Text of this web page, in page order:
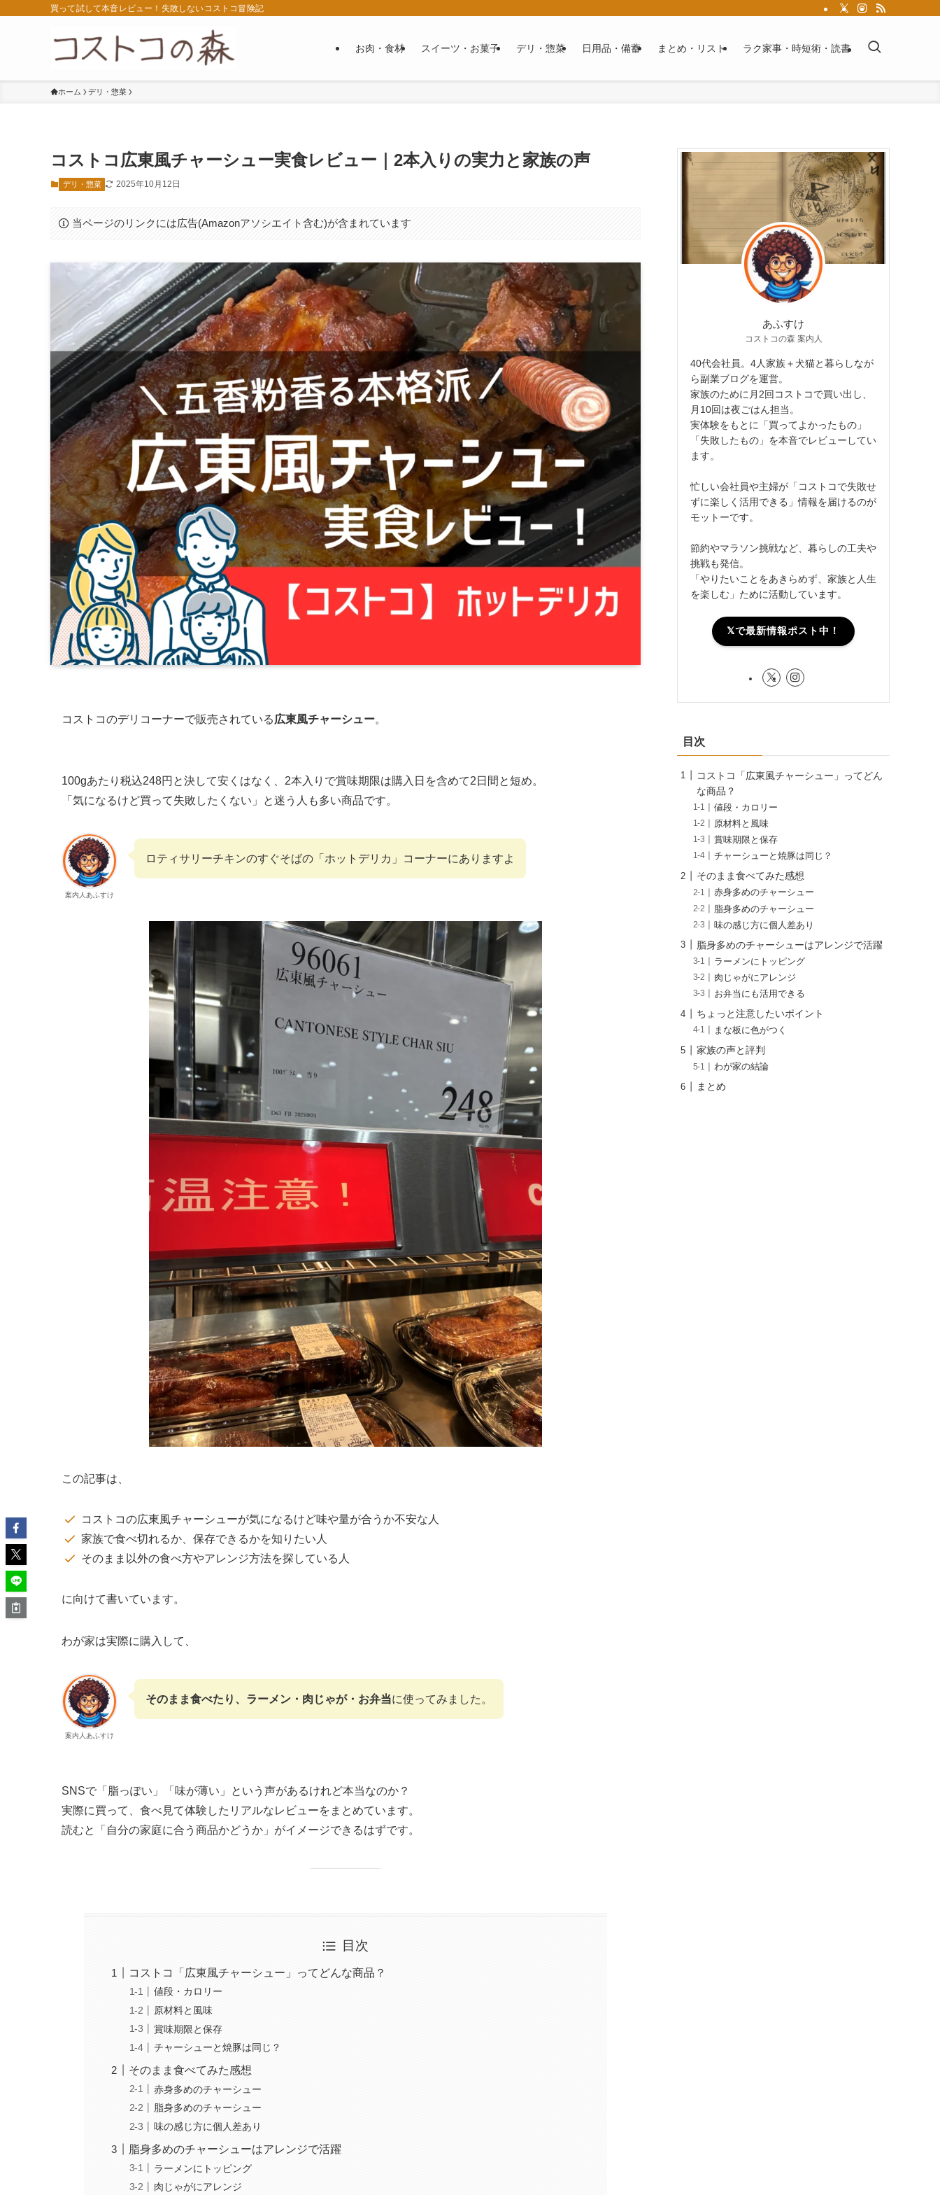
買って試して本音レビュー！失敗しないコストコ冒険記
お肉・食材 スイーツ・お菓子 デリ・惣菜 日用品・備蓄 まとめ・リスト ラク家事・時短術・読書
ホーム デリ・惣菜
コストコ広東風チャーシュー実食レビュー｜2本入りの実力と家族の声
デリ・惣菜 2025年10月12日
当ページのリンクには広告(Amazonアソシエイト含む)が含まれています
コストコのデリコーナーで販売されている広東風チャーシュー。
100gあたり税込248円と決して安くはなく、2本入りで賞味期限は購入日を含めて2日間と短め。
「気になるけど買って失敗したくない」と迷う人も多い商品です。
案内人あふすけ
ロティサリーチキンのすぐそばの「ホットデリカ」コーナーにありますよ
この記事は、
コストコの広東風チャーシューが気になるけど味や量が合うか不安な人
家族で食べ切れるか、保存できるかを知りたい人
そのまま以外の食べ方やアレンジ方法を探している人
に向けて書いています。
わが家は実際に購入して、
案内人あふすけ
そのまま食べたり、ラーメン・肉じゃが・お弁当に使ってみました。
SNSで「脂っぽい」「味が薄い」という声があるけれど本当なのか？
実際に買って、食べ見て体験したリアルなレビューをまとめています。
読むと「自分の家庭に合う商品かどうか」がイメージできるはずです。
目次
コストコ「広東風チャーシュー」ってどんな商品？
値段・カロリー
原材料と風味
賞味期限と保存
チャーシューと焼豚は同じ？
そのまま食べてみた感想
赤身多めのチャーシュー
脂身多めのチャーシュー
味の感じ方に個人差あり
脂身多めのチャーシューはアレンジで活躍
ラーメンにトッピング
肉じゃがにアレンジ
あふすけ
コストコの森 案内人
40代会社員。4人家族＋犬猫と暮らしなが
ら副業ブログを運営。
家族のために月2回コストコで買い出し、
月10回は夜ごはん担当。
実体験をもとに「買ってよかったもの」
「失敗したもの」を本音でレビューしてい
ます。
忙しい会社員や主婦が「コストコで失敗せ
ずに楽しく活用できる」情報を届けるのが
モットーです。
節約やマラソン挑戦など、暮らしの工夫や
挑戦も発信。
「やりたいことをあきらめず、家族と人生
を楽しむ」ために活動しています。
𝕏で最新情報ポスト中！
目次
コストコ「広東風チャーシュー」ってどん
な商品？
値段・カロリー
原材料と風味
賞味期限と保存
チャーシューと焼豚は同じ？
そのまま食べてみた感想
赤身多めのチャーシュー
脂身多めのチャーシュー
味の感じ方に個人差あり
脂身多めのチャーシューはアレンジで活躍
ラーメンにトッピング
肉じゃがにアレンジ
お弁当にも活用できる
ちょっと注意したいポイント
まな板に色がつく
家族の声と評判
わが家の結論
まとめ